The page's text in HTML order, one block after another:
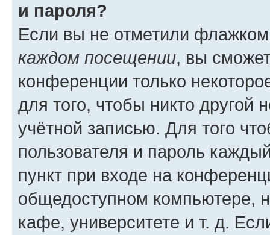
и пароля?
Если вы не отметили
каждом посещении, вы
конференции только
для того, чтобы никто другой
учётной записью. Для того
пользователя и пароль
пункт при входе на
общедоступном компьютере,
кафе, университете и т. д.